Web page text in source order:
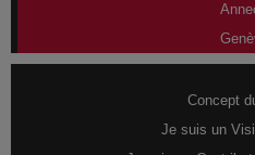
Concept
Je suis un